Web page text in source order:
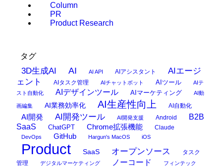
Column
PR
Product Research
タグ
3D生成AI AI AI API AIアシスタント
AIエージ
ェント
AIタスク管理 AIチャットボット AIツール
AIテ
スト自動化
AIデザインツール AIマーケティング AI動
画編集 AI業務効率化 AI生産性向上 AI自動化
AI開発 AI開発ツール AI開発支援 Android
B2B
SaaS
ChatGPT Chrome拡張機能 Claude
DevOps GitHub Hargun's MacOS iOS
Product SaaS オープンソース
タスク
管理
デジタルマーケティング ノーコード フィンテック